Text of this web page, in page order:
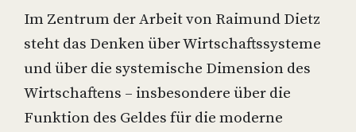
Im Zentrum der Arbeit von Raimund Dietz
steht das Denken über Wirtschaftssysteme
und über die systemische Dimension des
Wirtschaftens – insbesondere über die
Funktion des Geldes für die moderne